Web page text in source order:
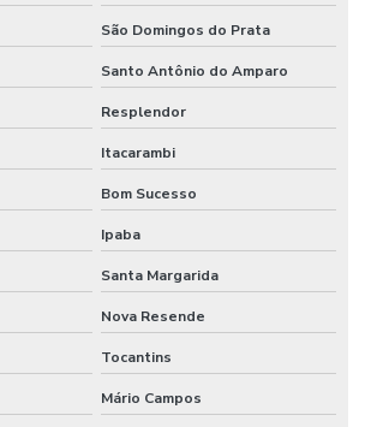
São Domingos do Prata
Santo Antônio do Amparo
Resplendor
Itacarambi
Bom Sucesso
Ipaba
Santa Margarida
Nova Resende
Tocantins
Mário Campos